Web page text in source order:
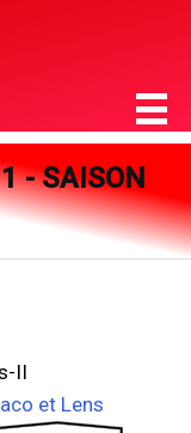
- SAISON
II
et Lens